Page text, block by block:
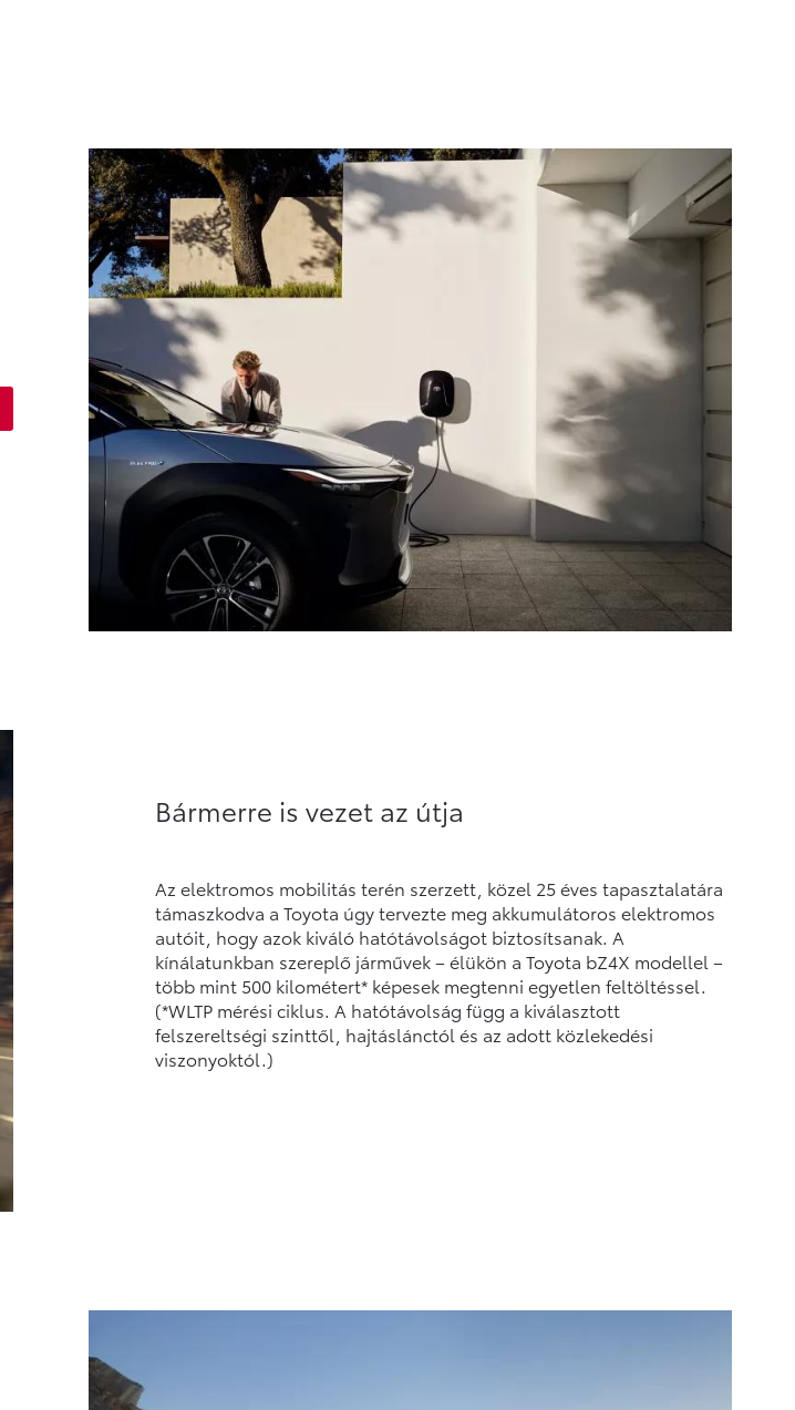
Bármerre is vezet az útja
Az elektromos mobilitás terén szerzett, közel 25 éves tapasztalatára
támaszkodva a Toyota úgy tervezte meg akkumulátoros elektromos
autóit, hogy azok kiváló hatótávolságot biztosítsanak. A
kínálatunkban szereplő járművek – élükön a Toyota bZ4X modellel –
több mint 500 kilométert* képesek megtenni egyetlen feltöltéssel.
(*WLTP mérési ciklus. A hatótávolság függ a kiválasztott
felszereltségi szinttől, hajtáslánctól és az adott közlekedési
viszonyoktól.)